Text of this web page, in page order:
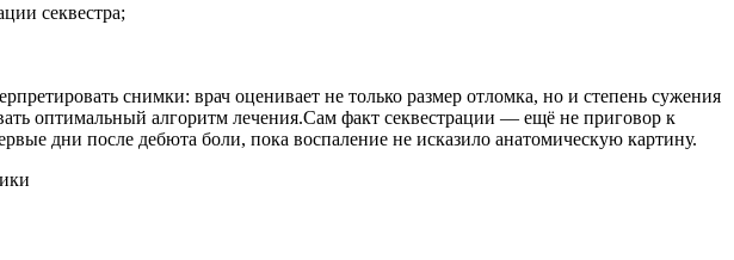
секвестра;
снимки: врач оценивает не только размер отломка, но и степень сужения
оптимальный алгоритм лечения.Сам факт секвестрации — ещё не приговор к
дни после дебюта боли, пока воспаление не исказило анатомическую картину.